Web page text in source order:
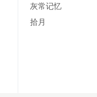
灰常记忆
拾月